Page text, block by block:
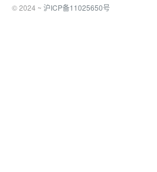
© 2024 ~ 沪ICP备11025650号